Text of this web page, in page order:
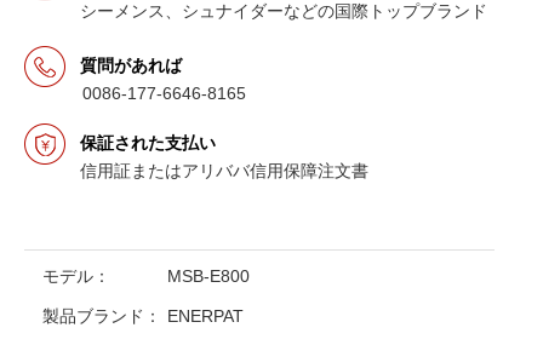
シーメンス、シュナイダーなどの国際トップブランド
質問があれば
0086-177-6646-8165
保証された支払い
信用証またはアリババ信用保障注文書
モデル： MSB-E800
製品ブランド： ENERPAT